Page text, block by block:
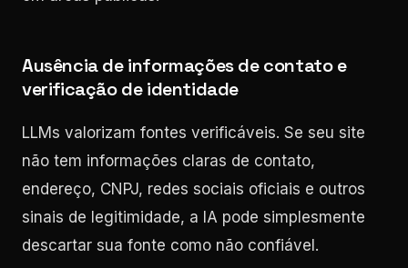
Ausência de informações de contato e
verificação de identidade
LLMs valorizam fontes verificáveis. Se seu site
não tem informações claras de contato,
endereço, CNPJ, redes sociais oficiais e outros
sinais de legitimidade, a IA pode simplesmente
descartar sua fonte como não confiável.